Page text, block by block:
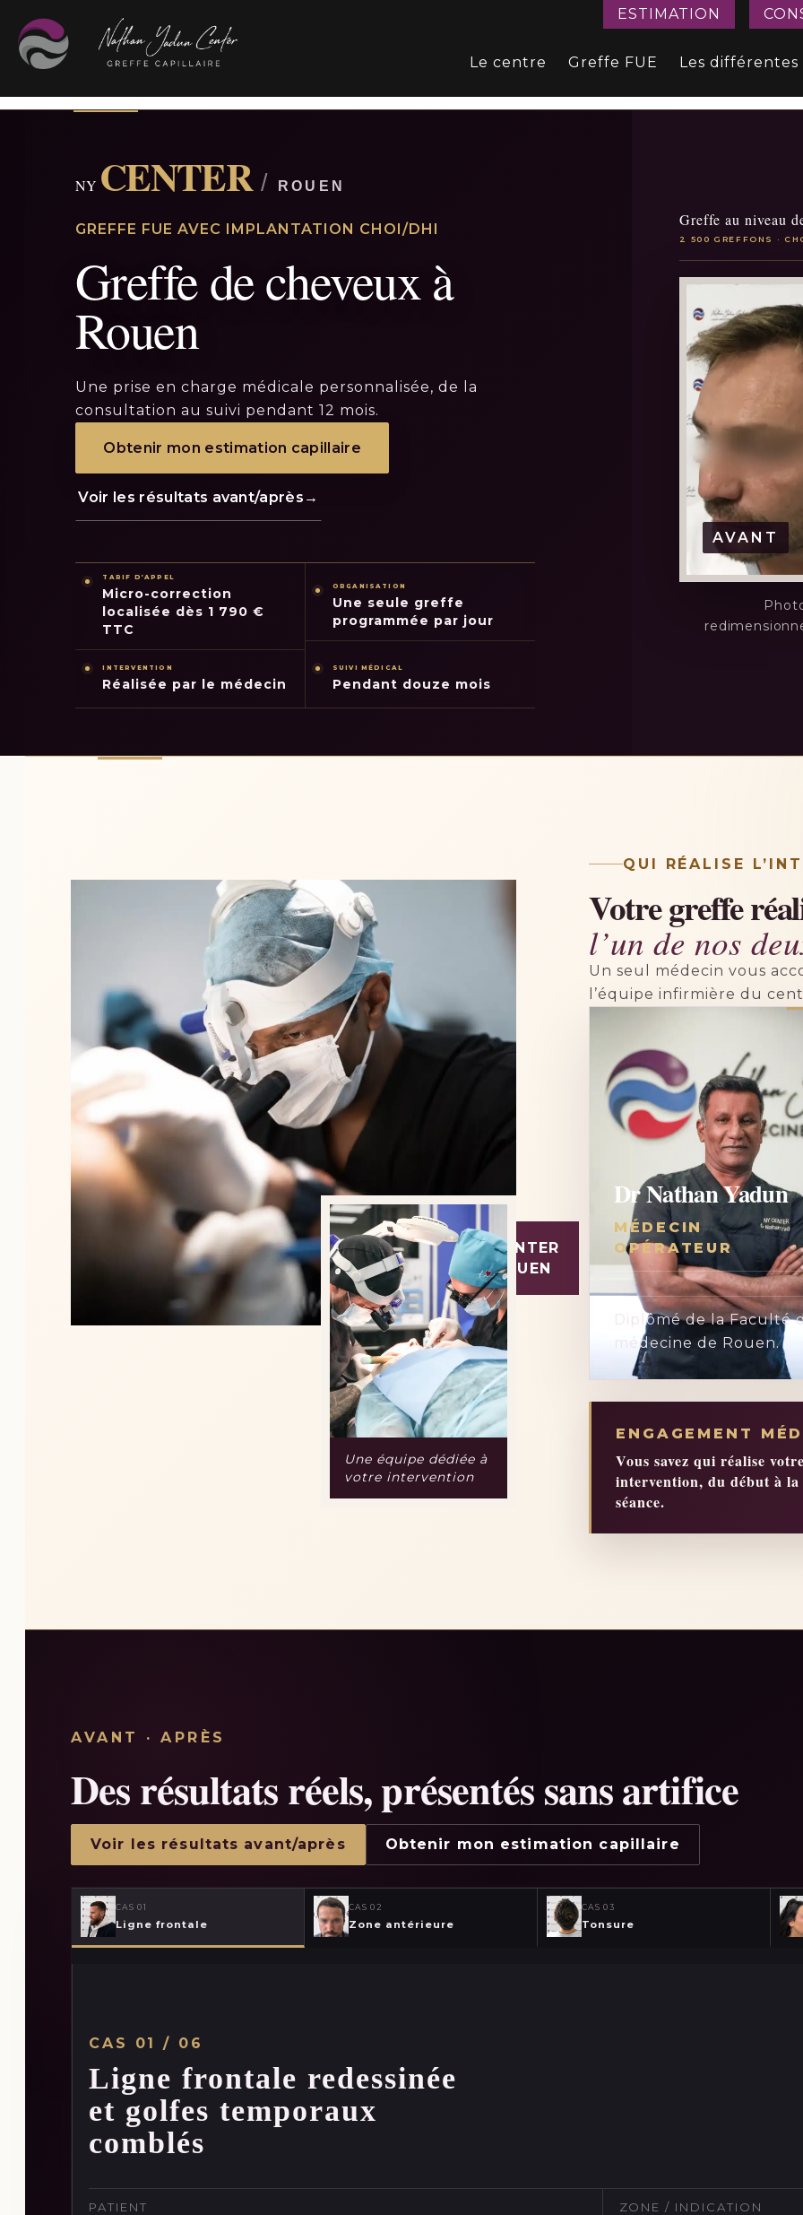
ESTIMATION
Le centre Greffe FUE Les
NY CENTER / ROUEN
GREFFE FUE AVEC IMPLANTATION CHOI/DHI
Greffe de cheveux à
Rouen
Une prise en charge médicale personnalisée, de la
consultation au suivi pendant 12 mois.
Obtenir mon estimation capillaire
Voir les résultats avant/après →
TARIF D’APPEL
Micro-correction
localisée dès 1 790 €
TTC
ORGANISATION
Une seule greffe
programmée par jour
INTERVENTION
Réalisée par le médecin
SUIVI MÉDICAL
Pendant douze mois
Greffe au niveau
2 500 GREFFONS ·
AVANT
NY
CENTER
ROUEN
Une équipe dédiée à
votre intervention
QUI RÉALISE
Votre greffe
l’un de nos
Un seul médecin vous
l’équipe infirmière du
MÉDECIN
OPÉRATEUR
Dr Nathan Yadun
Diplômé de la Faculté
médecine de Rouen.
ENGAGEMENT
Vous savez qui réalise votre
intervention, du début à
séance.
AVANT · APRÈS
Des résultats réels, présentés sans artifice
Voir les résultats avant/après Obtenir mon estimation capillaire
CAS01
Ligne frontale
CAS02
Zone antérieure
CAS03
Tonsure
CAS 01 / 06
Ligne frontale redessinée
et golfes temporaux
comblés
PATIENT ZONE / INDICATION